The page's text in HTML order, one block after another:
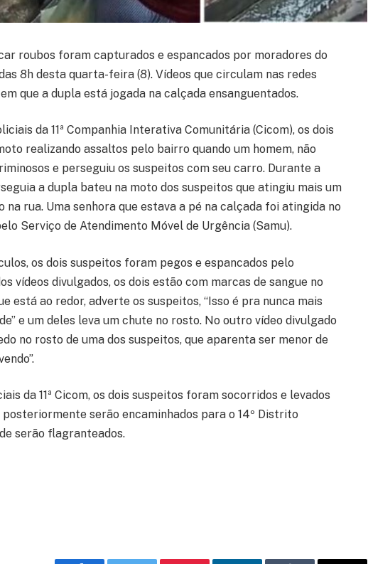
roubos foram capturados e espancados por moradores do
8h desta quarta-feira (8). Vídeos que circulam nas redes
que a dupla está jogada na calçada ensanguentados.
da 11ª Companhia Interativa Comunitária (Cicom), os dois
realizando assaltos pelo bairro quando um homem, não
e perseguiu os suspeitos com seu carro. Durante a
a dupla bateu na moto dos suspeitos que atingiu mais um
na rua. Uma senhora que estava a pé na calçada foi atingida no
Serviço de Atendimento Móvel de Urgência (Samu).
os dois suspeitos foram pegos e espancados pelo
vídeos divulgados, os dois estão com marcas de sangue no
está ao redor, adverte os suspeitos, “Isso é pra nunca mais
e um deles leva um chute no rosto. No outro vídeo divulgado
no rosto de uma dos suspeitos, que aparenta ser menor de
da 11ª Cicom, os dois suspeitos foram socorridos e levados
serão encaminhados para o 14º Distrito
serão flagranteados.